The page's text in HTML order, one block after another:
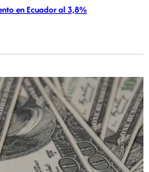
en Ecuador al 3,8%